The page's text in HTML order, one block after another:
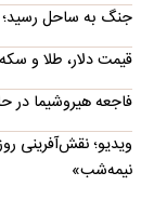
جنگ به ساحل رسید؛
قیمت دلار، طلا و سکه امروز
فاجعه هیروشیما در
ویدیو؛ نقش‌آفرینی
نیمه‌شب»